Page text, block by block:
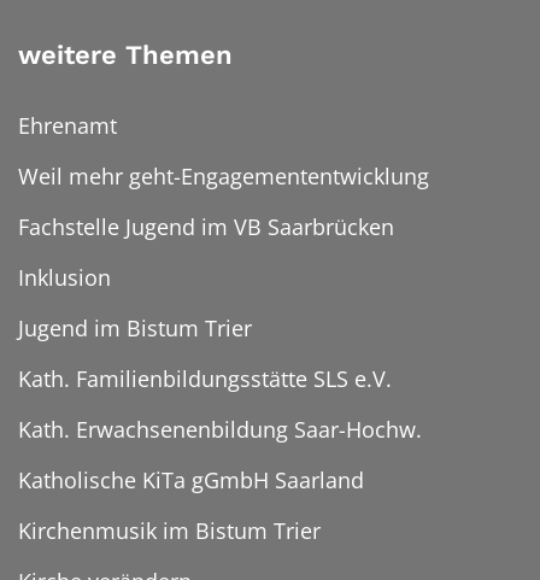
weitere Themen
Ehrenamt
Weil mehr geht-Engagemententwicklung
Fachstelle Jugend im VB Saarbrücken
Inklusion
Jugend im Bistum Trier
Kath. Familienbildungsstätte SLS e.V.
Kath. Erwachsenenbildung Saar-Hochw.
Katholische KiTa gGmbH Saarland
Kirchenmusik im Bistum Trier